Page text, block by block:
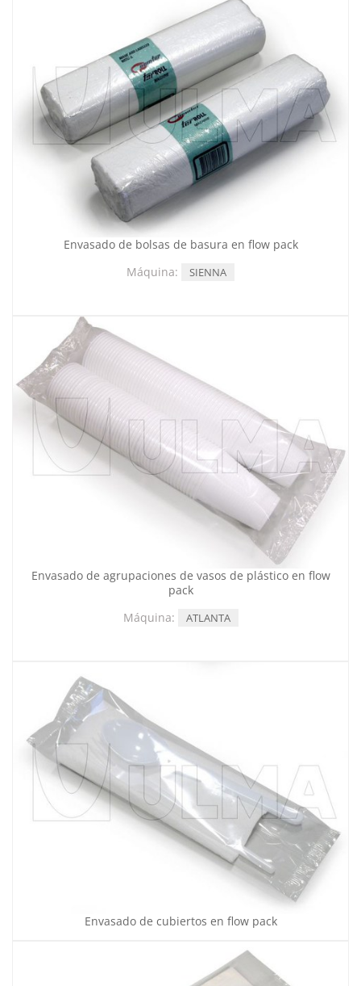
Envasado de bolsas de basura en flow pack
Máquina:
SIENNA
Envasado de agrupaciones de vasos de plástico en flow
pack
Máquina:
ATLANTA
Envasado de cubiertos en flow pack